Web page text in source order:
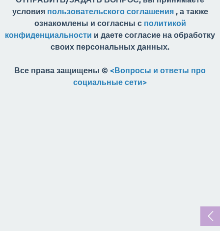
условия пользовательского соглашения, а также
ознакомлены и согласны с политикой
конфиденциальности и даете согласие на обработку
своих персональных данных.
Все права защищены © <Вопросы и ответы про
социальные сети>